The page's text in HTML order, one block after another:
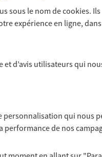
sous le nom decookies.
expérience en ligne,
et d’avis utilisateurs qui
personnalisation qui nous
performance de nos